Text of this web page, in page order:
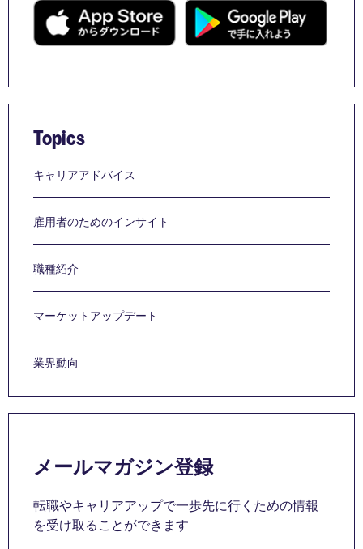
Topics
キャリアアドバイス
雇用者のためのインサイト
職種紹介
マーケットアップデート
業界動向
メールマガジン登録
転職やキャリアアップで一歩先に行くための情報
を受け取ることができます